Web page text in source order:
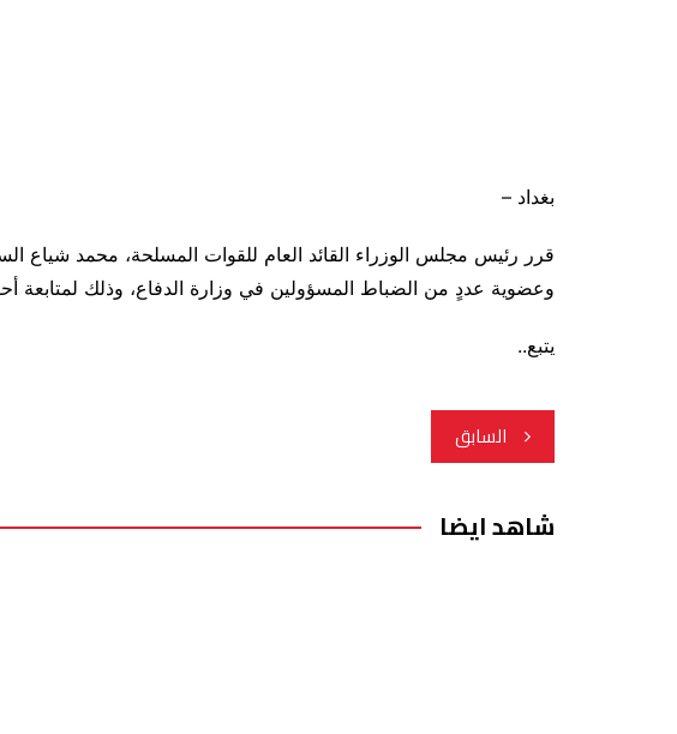
بغداد –
قرر رئيس مجلس الوزراء القائد العام للقوات المسلحة، محمد شياع
وعضوية عددٍ من الضباط المسؤولين في وزارة الدفاع، وذلك لمتابعة
يتبع..
تصفّح
المقالات
السابق
شاهد ايضا